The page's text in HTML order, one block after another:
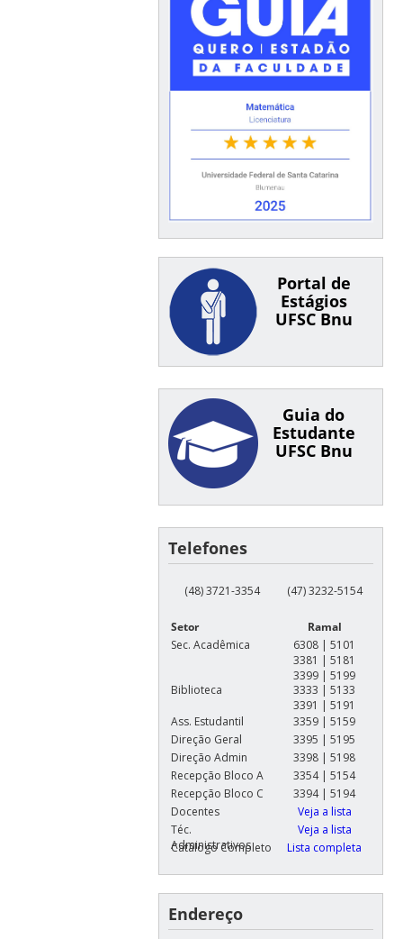
Portal de
Estágios
UFSC Bnu
Guia do
Estudante
UFSC Bnu
Telefones
(48) 3721-3354 (47) 3232-5154
Setor
Ramal
Sec. Acadêmica
6308 | 5101
3381 | 5181
3399 | 5199
Biblioteca
3333 | 5133
3391 | 5191
Ass. Estudantil
3359 | 5159
Direção Geral
3395 | 5195
Direção Admin
3398 | 5198
Recepção Bloco A
3354 | 5154
Recepção Bloco C
3394 | 5194
Docentes
Veja a lista
Téc.
Administrativos
Veja a lista
Catálogo Completo
Lista completa
Endereço